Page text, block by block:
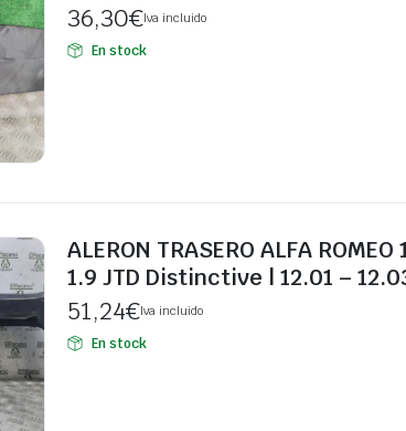
36,30€Iva incluido
En stock
ALERON TRASERO ALFA ROMEO
1.9 JTD Distinctive | 12.01 –
51,24€Iva incluido
En stock